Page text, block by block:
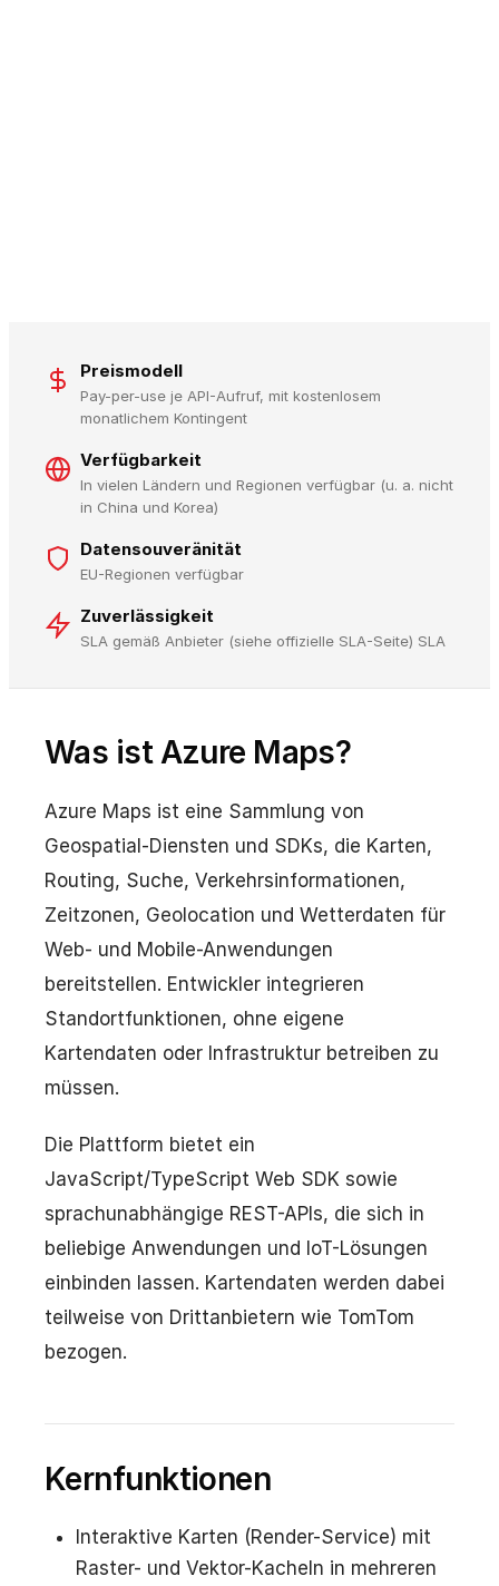
Preismodell
Pay-per-use je API-Aufruf, mit kostenlosem
monatlichem Kontingent
Verfügbarkeit
In vielen Ländern und Regionen verfügbar (u. a. nicht
in China und Korea)
Datensouveränität
EU-Regionen verfügbar
Zuverlässigkeit
SLA gemäß Anbieter (siehe offizielle SLA-Seite) SLA
Was ist Azure Maps?
Azure Maps ist eine Sammlung von
Geospatial-Diensten und SDKs, die Karten,
Routing, Suche, Verkehrsinformationen,
Zeitzonen, Geolocation und Wetterdaten für
Web- und Mobile-Anwendungen
bereitstellen. Entwickler integrieren
Standortfunktionen, ohne eigene
Kartendaten oder Infrastruktur betreiben zu
müssen.
Die Plattform bietet ein
JavaScript/TypeScript Web SDK sowie
sprachunabhängige REST-APIs, die sich in
beliebige Anwendungen und IoT-Lösungen
einbinden lassen. Kartendaten werden dabei
teilweise von Drittanbietern wie TomTom
bezogen.
Kernfunktionen
Interaktive Karten (Render-Service) mit
Raster- und Vektor-Kacheln in mehreren